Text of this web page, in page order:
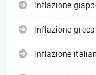
Inflazione
Inflazione greca
Inflazione